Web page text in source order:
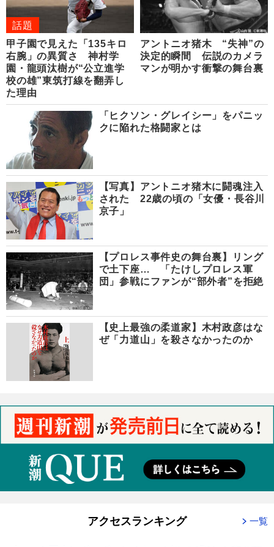
話題
甲子園で見えた「135キロ
右腕」の異質さ 神村学
園・龍頭汰樹が“公立進学
校の雄”東筑打線を翻弄し
た理由
アントニオ猪木 “失神”の
決定的瞬間 伝説のカメラ
マンが明かす衝撃の舞台裏
「ヒクソン・グレイシー」をパニッ
クに陥れた格闘家とは
【写真】アントニオ猪木に闘魂注入
された 22歳の頃の「女優・長谷川
京子」
【プロレス事件史の舞台裏】リング
で土下座… 「たけしプロレス軍
団」参戦にファンが“部外者”を拒絶
【史上最強の柔道家】木村政彦はな
ぜ「力道山」を殺さなかったのか
アクセスランキング 一覧